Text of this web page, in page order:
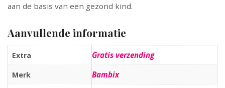
aan de basis van een gezond kind.
Aanvullende informatie
Extra Gratis verzending
Merk Bambix